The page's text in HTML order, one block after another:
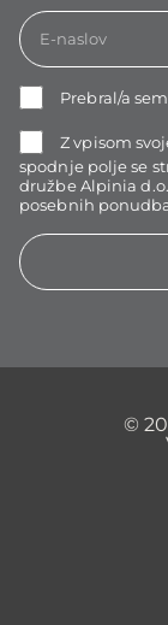
Prebral/a sem
Z vpisom
spodnje polje se
družbe Alpinia
posebnih
©